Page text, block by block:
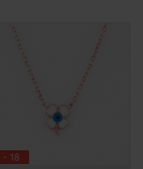
- 18